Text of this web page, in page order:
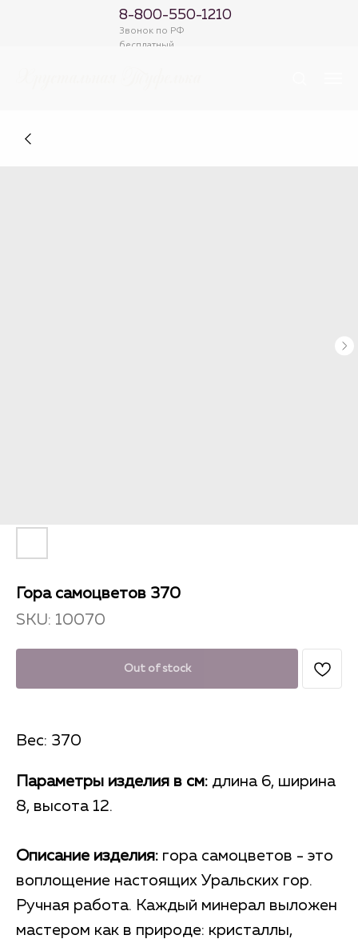
8-800-550-1210
Звонок по РФ
бесплатный
Гора самоцветов 370
SKU: 10070
Out of stock
Параметры изделия в см: длина 6, ширина
8, высота 12.
Описание изделия: гора самоцветов - это
воплощение настоящих Уральских гор.
Ручная работа. Каждый минерал выложен
мастером как в природе: кристаллы,
Вес: 370